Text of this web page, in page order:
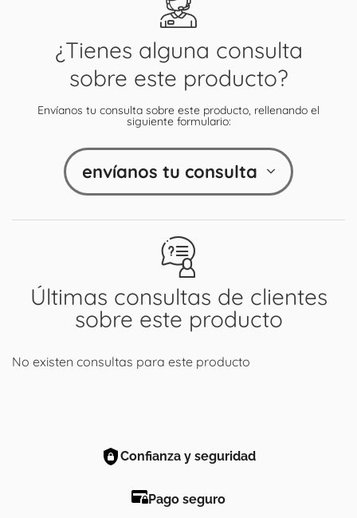
Últimas consultas de clientes
sobre este producto
No existen consultas para este producto
¿Tienes alguna consulta
sobre este producto?
Envíanos tu consulta sobre este producto, rellenando el
siguiente formulario:
envíanos tu consulta
Confianza y seguridad
Pago seguro